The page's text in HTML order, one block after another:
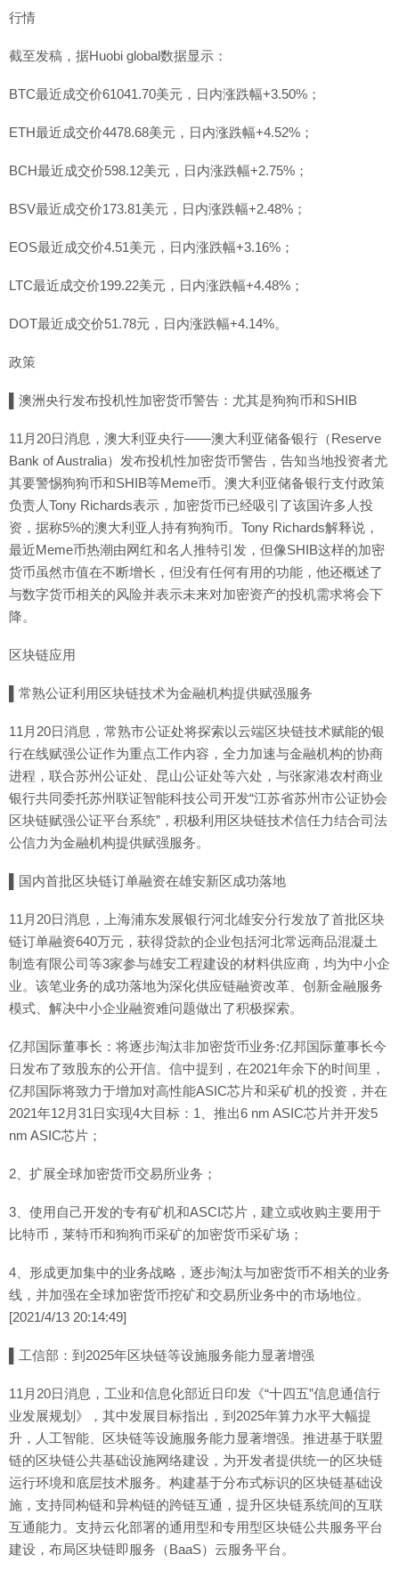
行情
截至发稿，据Huobi global数据显示：
BTC最近成交价61041.70美元，日内涨跌幅+3.50%；
ETH最近成交价4478.68美元，日内涨跌幅+4.52%；
BCH最近成交价598.12美元，日内涨跌幅+2.75%；
BSV最近成交价173.81美元，日内涨跌幅+2.48%；
EOS最近成交价4.51美元，日内涨跌幅+3.16%；
LTC最近成交价199.22美元，日内涨跌幅+4.48%；
DOT最近成交价51.78元，日内涨跌幅+4.14%。
政策
▌澳洲央行发布投机性加密货币警告：尤其是狗狗币和SHIB
11月20日消息，澳大利亚央行——澳大利亚储备银行（Reserve
Bank of Australia）发布投机性加密货币警告，告知当地投资者尤
其要警惕狗狗币和SHIB等Meme币。澳大利亚储备银行支付政策
负责人Tony Richards表示，加密货币已经吸引了该国许多人投
资，据称5%的澳大利亚人持有狗狗币。Tony Richards解释说，
最近Meme币热潮由网红和名人推特引发，但像SHIB这样的加密
货币虽然市值在不断增长，但没有任何有用的功能，他还概述了
与数字货币相关的风险并表示未来对加密资产的投机需求将会下
降。
区块链应用
▌常熟公证利用区块链技术为金融机构提供赋强服务
11月20日消息，常熟市公证处将探索以云端区块链技术赋能的银
行在线赋强公证作为重点工作内容，全力加速与金融机构的协商
进程，联合苏州公证处、昆山公证处等六处，与张家港农村商业
银行共同委托苏州联证智能科技公司开发“江苏省苏州市公证协会
区块链赋强公证平台系统”，积极利用区块链技术信任力结合司法
公信力为金融机构提供赋强服务。
▌国内首批区块链订单融资在雄安新区成功落地
11月20日消息，上海浦东发展银行河北雄安分行发放了首批区块
链订单融资640万元，获得贷款的企业包括河北常远商品混凝土
制造有限公司等3家参与雄安工程建设的材料供应商，均为中小企
业。该笔业务的成功落地为深化供应链融资改革、创新金融服务
模式、解决中小企业融资难问题做出了积极探索。
亿邦国际董事长：将逐步淘汰非加密货币业务:亿邦国际董事长今
日发布了致股东的公开信。信中提到，在2021年余下的时间里，
亿邦国际将致力于增加对高性能ASIC芯片和采矿机的投资，并在
2021年12月31日实现4大目标：1、推出6 nm ASIC芯片并开发5
nm ASIC芯片；
2、扩展全球加密货币交易所业务；
3、使用自己开发的专有矿机和ASCI芯片，建立或收购主要用于
比特币，莱特币和狗狗币采矿的加密货币采矿场；
4、形成更加集中的业务战略，逐步淘汰与加密货币不相关的业务
线，并加强在全球加密货币挖矿和交易所业务中的市场地位。
[2021/4/13 20:14:49]
▌工信部：到2025年区块链等设施服务能力显著增强
11月20日消息，工业和信息化部近日印发《“十四五”信息通信行
业发展规划》，其中发展目标指出，到2025年算力水平大幅提
升，人工智能、区块链等设施服务能力显著增强。推进基于联盟
链的区块链公共基础设施网络建设，为开发者提供统一的区块链
运行环境和底层技术服务。构建基于分布式标识的区块链基础设
施，支持同构链和异构链的跨链互通，提升区块链系统间的互联
互通能力。支持云化部署的通用型和专用型区块链公共服务平台
建设，布局区块链即服务（BaaS）云服务平台。